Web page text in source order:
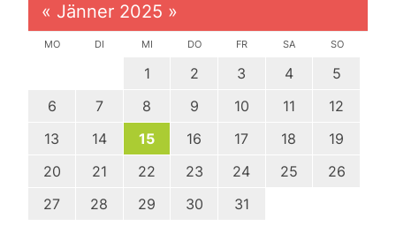
« Jänner 2025 »
MO DI MI DO FR SA SO
1 2 3 4
5
6
7 8 9 10 11
12
13
14 15 16 17 18
19
20
21 22 23 24 25
26
27
28 29 30 31